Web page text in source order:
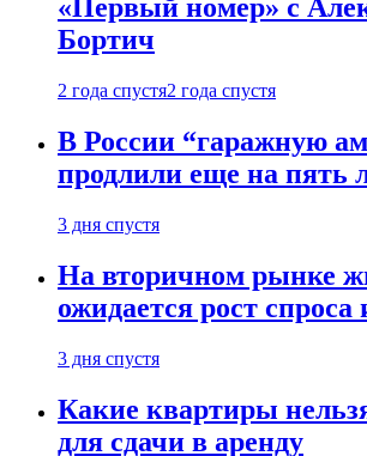
«Первый номер» с
Бортич
2 года спустя2 года спустя
В России “гаражную
продлили еще на пять
3 дня спустя
На вторичном рынке
ожидается рост спроса
3 дня спустя
Какие квартиры
для сдачи в аренду